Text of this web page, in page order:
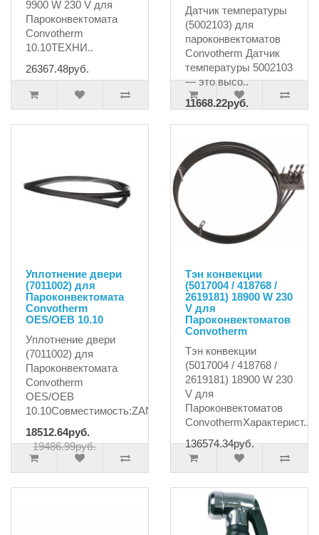
9900 W 230 V для
Пароконвектомата
Convotherm
10.10ТЕХНИ..
26367.48руб.
Датчик температуры
(5002103) для
пароконвектоматов
Convotherm Датчик
температуры 5002103
— это высо..
11668.22руб.
Уплотнение двери
(7011002) для
Пароконвектомата
Convotherm
OES/OEB 10.10
Уплотнение двери
(7011002) для
Пароконвектомата
Convotherm
OES/OEB
10.10Совместимость:ZANUSSIALPENIN..
18512.64руб.
19486.99руб.
Тэн конвекции
(5017004 / 418768 /
2619181) 18900 W 230
V для
Пароконвектоматов
Convotherm
Тэн конвекции
(5017004 / 418768 /
2619181) 18900 W 230
V для
Пароконвектоматов
ConvothermХарактерист..
136574.34руб.